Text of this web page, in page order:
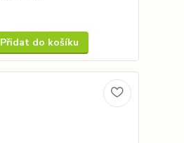
Přidat do košíku